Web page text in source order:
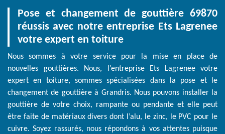
Pose et changement de gouttière 69870
réussis avec notre entreprise Ets Lagrenee
votre expert en toiture
Nous sommes à votre service pour la mise en place de
nouvelles gouttières. Nous, l’entreprise Ets Lagrenee votre
expert en toiture, sommes spécialisées dans la pose et le
changement de gouttière à Grandris. Nous pouvons installer la
gouttière de votre choix, rampante ou pendante et elle peut
être faite de matériaux divers dont l’alu, le zinc, le PVC pour le
cuivre. Soyez rassurés, nous répondons à vos attentes puisque